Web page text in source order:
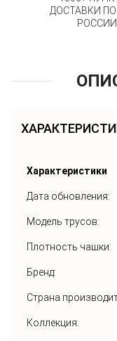
ДОСТАВКИ ПО
РОССИИ
Характеристики
Дата обновления:
Модель трусов:
Плотность чашки:
Бренд:
Страна
Коллекция: